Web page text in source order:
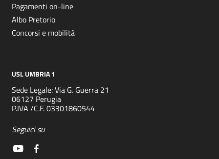
Pagamenti on-line
Albo Pretorio
Concorsi e mobilità
USL UMBRIA 1
Sede Legale: Via G. Guerra 21
06127 Perugia
P.IVA /C.F. 03301860544
Seguici su